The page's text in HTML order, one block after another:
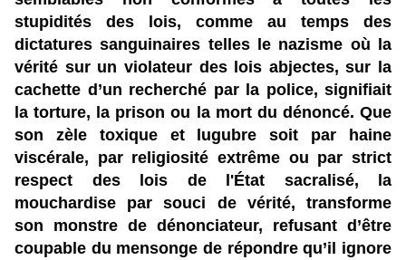
stupidités des lois, comme au temps des
dictatures sanguinaires telles le nazisme où la
vérité sur un violateur des lois abjectes, sur la
cachette d’un recherché par la police, signifiait
la torture, la prison ou la mort du dénoncé. Que
son zèle toxique et lugubre soit par haine
viscérale, par religiosité extrême ou par strict
respect des lois de l'État sacralisé, la
mouchardise par souci de vérité, transforme
son monstre de dénonciateur, refusant d’être
coupable du mensonge de répondre qu’il ignore